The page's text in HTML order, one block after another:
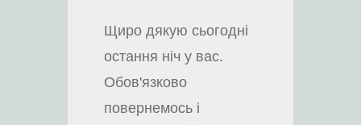
Щиро дякую сьогодні
остання ніч у вас.
Обов'язково
повернемось і